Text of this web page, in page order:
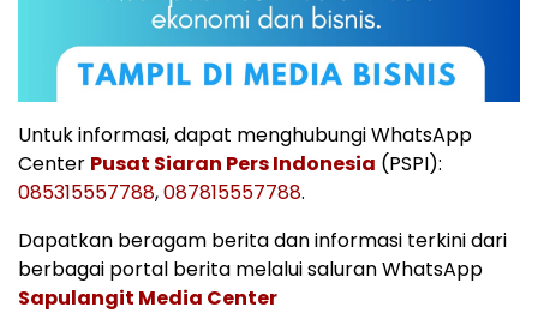
Untuk informasi, dapat menghubungi WhatsApp
Center Pusat Siaran Pers Indonesia (PSPI):
085315557788,087815557788.
Dapatkan beragam berita dan informasi terkini dari
berbagai portal berita melalui saluran WhatsApp
Sapulangit Media Center